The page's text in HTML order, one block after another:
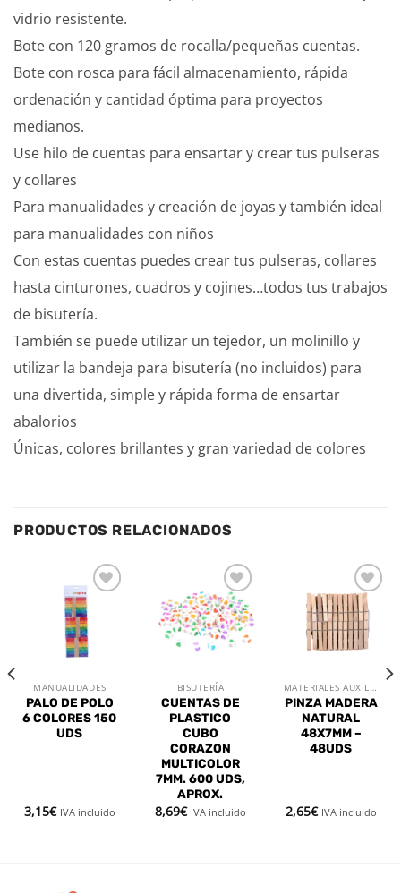
vidrio resistente.
Bote con 120 gramos de rocalla/pequeñas cuentas.
Bote con rosca para fácil almacenamiento, rápida
ordenación y cantidad óptima para proyectos
medianos.
Use hilo de cuentas para ensartar y crear tus pulseras
y collares
Para manualidades y creación de joyas y también ideal
para manualidades con niños
Con estas cuentas puedes crear tus pulseras, collares
hasta cinturones, cuadros y cojines…todos tus trabajos
de bisutería.
También se puede utilizar un tejedor, un molinillo y
utilizar la bandeja para bisutería (no incluidos) para
una divertida, simple y rápida forma de ensartar
abalorios
Únicas, colores brillantes y gran variedad de colores
PRODUCTOS RELACIONADOS
Añadir
lista de
deseos
MANUALIDADES
PALO DE POLO
6 COLORES 150
UDS
3,15€ IVA incluido
Añadir
a la
lista de
deseos
BISUTERÍA
CUENTAS DE
PLASTICO
CUBO
CORAZON
MULTICOLOR
7MM. 600 UDS,
APROX.
8,69€ IVA incluido
Añadir
a la
lista de
deseos
MATERIALES AUXILIARES
PINZA MADERA
NATURAL
48X7MM –
48UDS
2,65€ IVA incluido